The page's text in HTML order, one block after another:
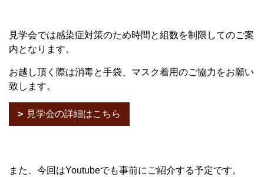
見学会では感染症対策のため時間と組数を制限してのご案
内となります。
お越し頂く際は消毒と手袋、マスク着用のご協力をお願い
致します。
見学会の詳細はこちら
また、今回はYoutubeでも事前にご紹介する予定です。